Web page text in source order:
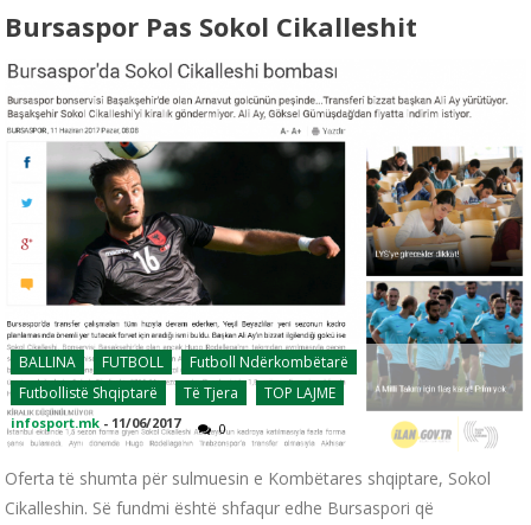
Bursaspor Pas Sokol Cikalleshit
BALLINA FUTBOLL
Futboll Ndërkombëtarë
Futbollistë Shqiptarë
Të Tjera TOP LAJME
infosport.mk - 11/06/2017 0
Oferta të shumta për sulmuesin e Kombëtares shqiptare, Sokol
Cikalleshin. Së fundmi është shfaqur edhe Bursaspori që